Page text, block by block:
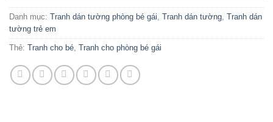
Danh mục: Tranh dán tường phòng bé gái Tranh dán tường Tranh dán
tường trẻ em
Thẻ: Tranh cho bé Tranh cho phòng bé gái